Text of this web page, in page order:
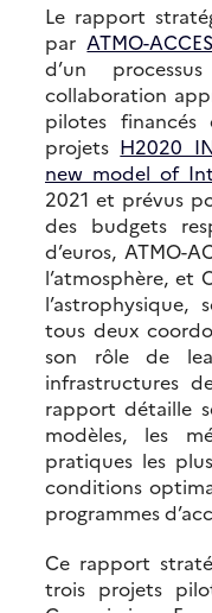
Le rapport
par ATMO-
d’un
collaboration
pilotes
projets H2020
new model of
2021 et prévus
des budgets
d’euros, ATMO-
l’atmosphère, et
l’astrophysique,
tous deux
son rôle de
infrastructures
rapport détaille
modèles, les
pratiques les
conditions
programmes
Ce rapport
trois projets